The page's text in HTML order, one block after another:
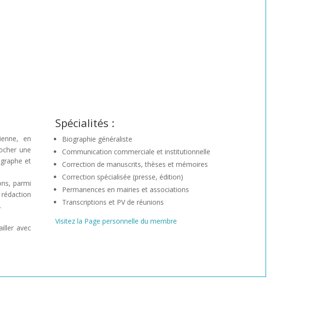
en
une
et
parmi
avec
Spécialités :
Biographie généraliste
Communication commerciale et institutionnelle
Correction de manuscrits, thèses et mémoires
Correction spécialisée (presse, édition)
Permanences en mairies et associations
Transcriptions et PV de réunions
Visitez la Page personnelle du membre